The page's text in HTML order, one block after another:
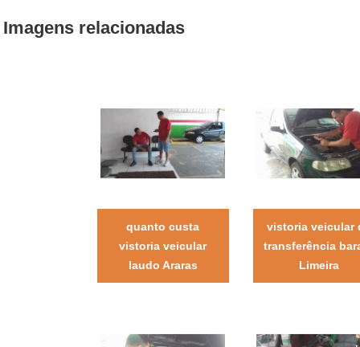
Imagens relacionadas
quanto custa
vistoria veicular
laudo Araras
vistoria veicular
transferência
Limeira